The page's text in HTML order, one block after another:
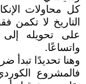
كل محاولات
التاريخ لا
على تحويله
واتساعًا.
وهنا تحديدًا تبدأ
فالمشروع